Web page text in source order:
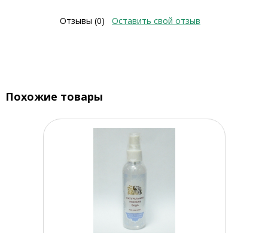
Отзывы (0) Оставить свой отзыв
Похожие товары